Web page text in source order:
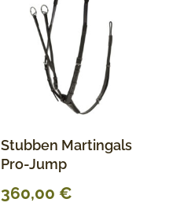
Stubben Martingals
Pro-Jump
360,00 €